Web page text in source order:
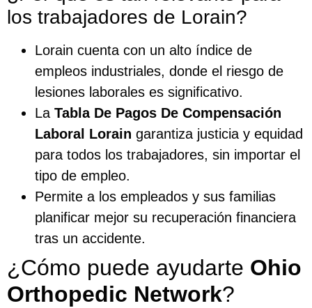
los trabajadores de Lorain?
Lorain cuenta con un alto índice de
empleos industriales, donde el riesgo de
lesiones laborales es significativo.
La Tabla De Pagos De Compensación
Laboral Lorain garantiza justicia y equidad
para todos los trabajadores, sin importar el
tipo de empleo.
Permite a los empleados y sus familias
planificar mejor su recuperación financiera
tras un accidente.
¿Cómo puede ayudarte Ohio
Orthopedic Network?